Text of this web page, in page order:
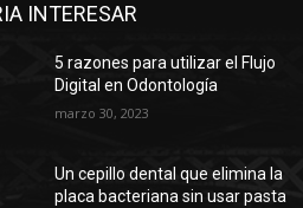
INTERESAR
5 razones para utilizar el Flujo
Digital en Odontología
marzo 30, 2023
Un cepillo dental que elimina la
placa bacteriana sin usar pasta